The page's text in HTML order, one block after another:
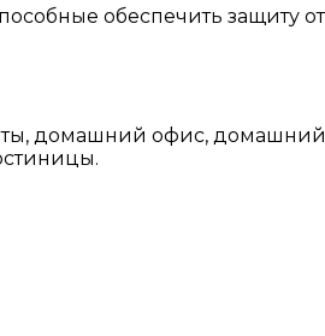
обеспечить защиту
домашний офис, домашний